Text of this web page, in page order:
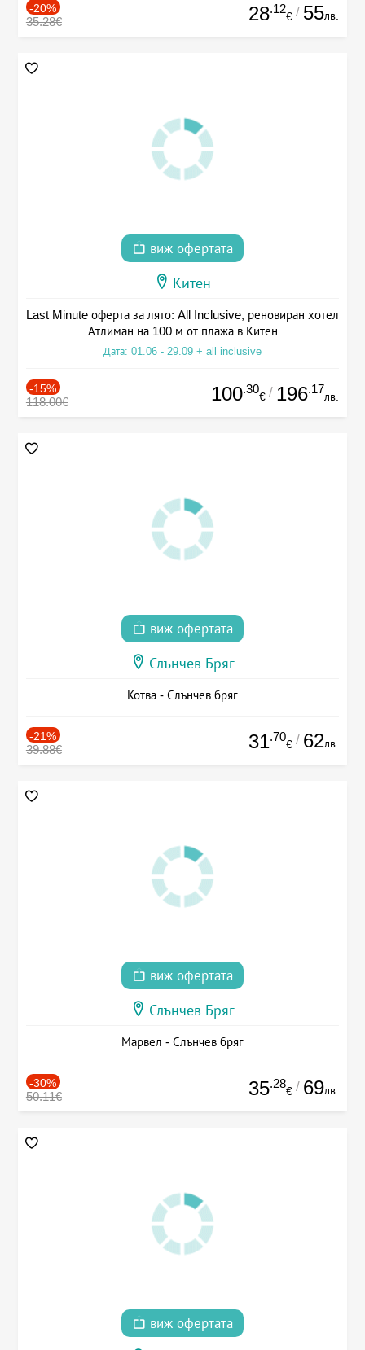
-20%
35.28€ 28.12
€ / 55лв.
виж офертата
Китен
Last Minute оферта за лято: All Inclusive, реновиран хотел
Атлиман на 100 м от плажа в Китен
Дата: 01.06 - 29.09 + all inclusive
-15%
118.00€ 100.30
€ / 196.17
лв.
виж офертата
Слънчев Бряг
Котва - Слънчев бряг
-21%
39.88€ 31.70
€ / 62лв.
виж офертата
Слънчев Бряг
Марвел - Слънчев бряг
-30%
50.11€ 35.28
€ / 69лв.
виж офертата